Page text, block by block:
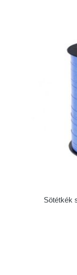
Sötétkék